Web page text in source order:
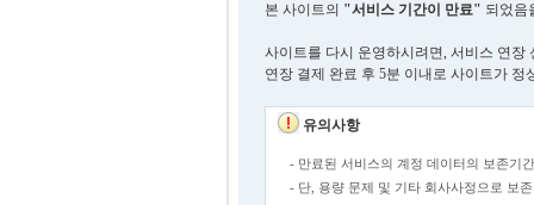
본 사이트의 "서비스 기간이 만료" 되었음
사이트를 다시 운영하시려면, 서비스 연장
연장 결제 완료 후 5분 이내로 사이트가 정
유의사항
- 만료된 서비스의 계정 데이터의 보존기
- 단, 용량 문제 및 기타 회사사정으로 보